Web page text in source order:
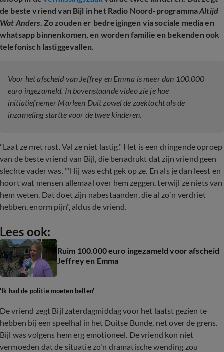
de beste vriend van Bijl in het Radio Noord-programmaAltijd
Wat Anders. Zo zouden er bedreigingen via sociale media en
whatsapp binnenkomen, en worden familie en bekenden ook
telefonisch lastiggevallen.
Voor het afscheid van Jeffrey en Emma is meer dan 100.000
euro ingezameld. In bovenstaande video zie je hoe
initiatiefnemer Marleen Duit zowel de zoektocht als de
inzameling startte voor de twee kinderen.
"Laat ze met rust. Val ze niet lastig." Het is een dringende oproep
van de beste vriend van Bijl, die benadrukt dat zijn vriend geen
slechte vader was. "'Hij was echt gek op ze. En als je dan leest en
hoort wat mensen allemaal over hem zeggen, terwijl ze niets van
hem weten. Dat doet zijn nabestaanden, die al zo’n verdriet
hebben, enorm pijn", aldus de vriend.
Lees ook:
Ruim 100.000 euro ingezameld voor afscheid
Jeffrey en Emma
'Ik had de politie moeten bellen'
De vriend zegt Bijl zaterdagmiddag voor het laatst gezien te
hebben bij een speelhal in het Duitse Bunde, net over de grens.
Bijl was volgens hem erg emotioneel. De vriend kon niet
vermoeden dat de situatie zo'n dramatische wending zou